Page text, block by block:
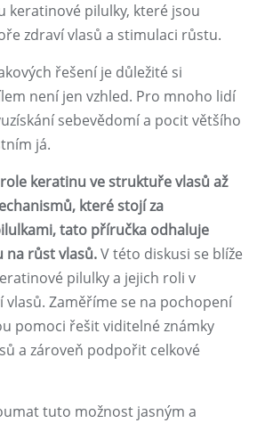
keratinové pilulky, které jsou
zdraví vlasů a stimulaci růstu.
řešení je důležité si
není jen vzhled. Pro mnoho lidí
sebevědomí a pocit většího
já.
keratinu ve struktuře vlasů až
které stojí za
tato příručka odhaluje
na růst vlasů.V této diskusi se blíže
pilulky a jejich roli v
vlasů. Zaměříme se na pochopení
pomoci řešit viditelné známky
a zároveň podpořit celkové
tuto možnost jasným a